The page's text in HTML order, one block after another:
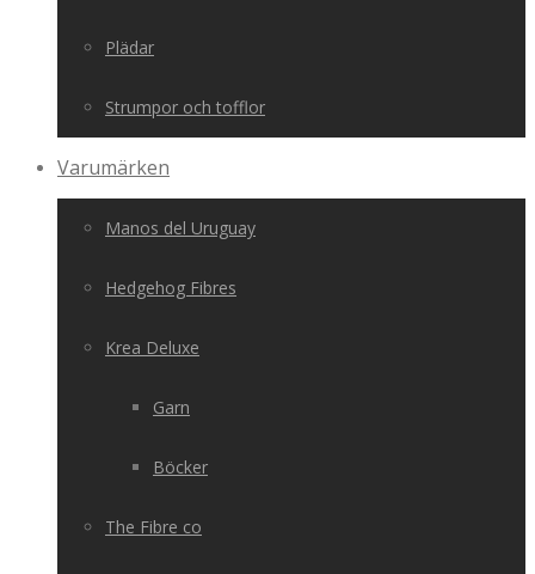
Plädar
Strumpor och tofflor
Varumärken
Manos del Uruguay
Hedgehog Fibres
Krea Deluxe
Garn
Böcker
The Fibre co